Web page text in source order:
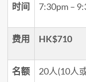
时间 7:30pm –
费用 HK$710
名额 20人(10人